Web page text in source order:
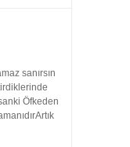
sanırsın
Öfkeden